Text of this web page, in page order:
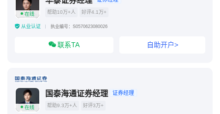
在线 帮助10万+人 好评4.1万+
从业认证 执业编号：S0570623080026
联系TA 自助开户>
在线
国泰海通证券经理 证券经理
帮助9.3万+人 好评3万+